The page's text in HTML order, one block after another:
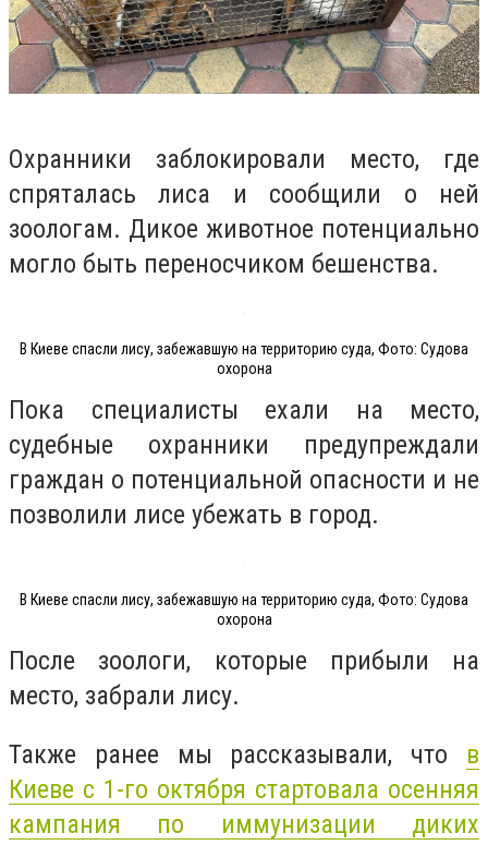
Охранники заблокировали место, где
спряталась лиса и сообщили о ней
зоологам. Дикое животное потенциально
могло быть переносчиком бешенства.
В Киеве спасли лису, забежавшую на территорию суда, Фото: Судова
охорона
Пока специалисты ехали на место,
судебные охранники предупреждали
граждан о потенциальной опасности и не
позволили лисе убежать в город.
В Киеве спасли лису, забежавшую на территорию суда, Фото: Судова
охорона
После зоологи, которые прибыли на
место, забрали лису.
Также ранее мы рассказывали, что в
Киеве с 1-го октября стартовала осенняя
кампания по иммунизации диких